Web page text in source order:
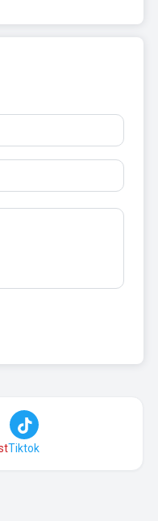
용할 수 없습니다.
Tiktok